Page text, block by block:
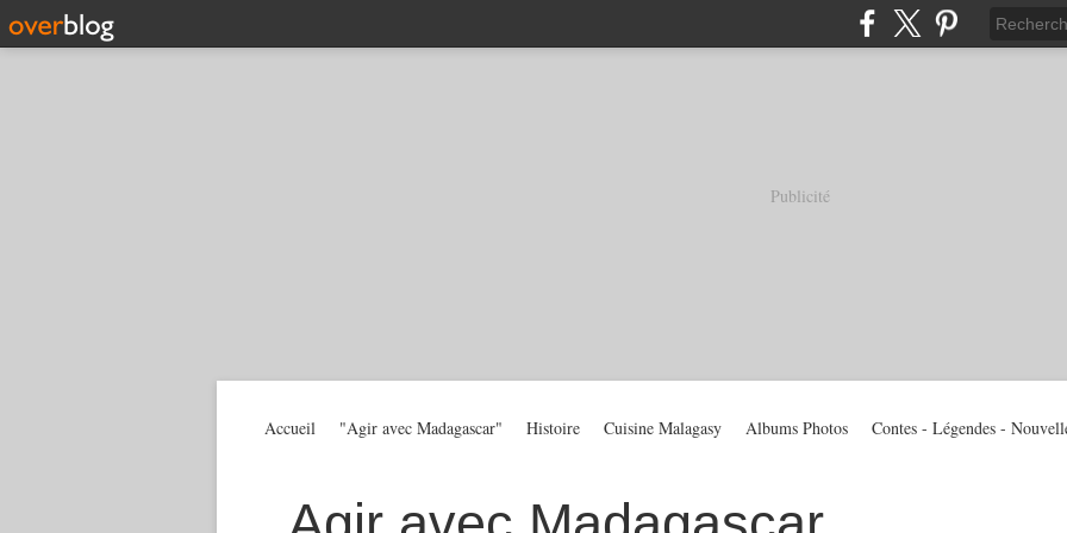
Publicité
Accueil "Agir avec Madagascar" Histoire Cuisine Malagasy Albums Photos Contes - Légendes -